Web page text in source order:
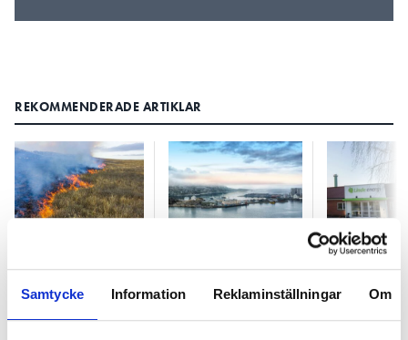
Samtycke Information Reklaminställningar Om
REKOMMENDERADE ARTIKLAR
att brinna
runt
kraftstolparna?
flygplatsbygge
stoppas efter
elolyckor
Misstänkt
elstöld i
nekar:
inte el”